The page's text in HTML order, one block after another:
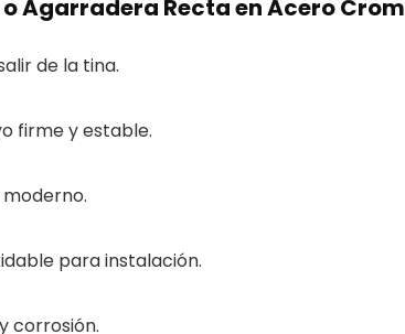
Agarradera Recta en Acero
de la tina.
firme y estable.
para instalación.
corrosión.